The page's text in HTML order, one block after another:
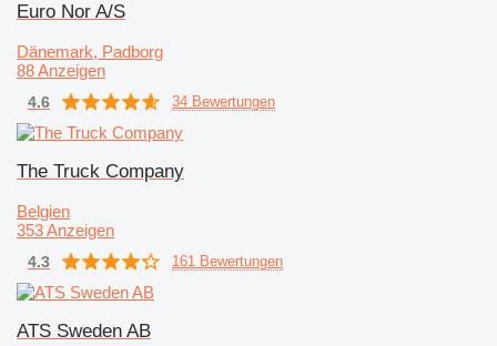
Euro Nor A/S
Dänemark, Padborg
88 Anzeigen
4.6 34 Bewertungen
The Truck Company
Belgien
353 Anzeigen
4.3 161 Bewertungen
ATS Sweden AB